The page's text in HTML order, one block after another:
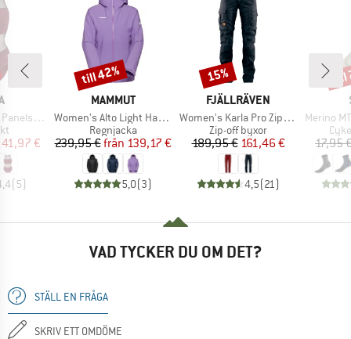
Vent Back
pris
41,97 €
(5)
VARUMÄRKE
MAMMUT
Produkter
Women's Alto Light Hardshell Hooded Jacket
Produktgrupp
Regnjacka
Pris
239,95 € Reducerat pris
från 139,17 €
5,0(3)
Rabatt
till 42%
VARUMÄRKE
FJÄLLRÄVEN
Produkter
Women's Karla Pro Zip-Off Trousers
Produktgrupp
Zip-off byxor
Pris
189,95 €Reducerat pris
161,46 €
4,5(21 )
Rabatt
15%
Produkter
Merino
17,95
VAD TYCKER DU OM DET?
STÄLL EN FRÅGA
SKRIV ETT OMDÖME